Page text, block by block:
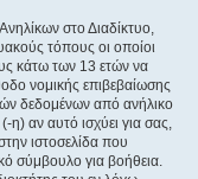
στο Διαδίκτυο,
τόπους οι οποίοι
κάτω των 13 ετών να
νομικής επιβεβαίωσης
δεδομένων από ανήλικο
η) αν αυτό ισχύει για σας,
ιστοσελίδα που
σύμβουλο για βοήθεια.